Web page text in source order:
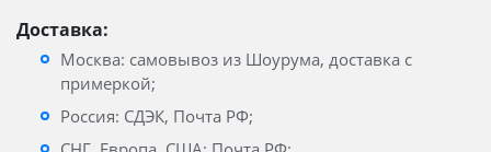
Доставка:
Москва: самовывоз из Шоурума, доставка с
примеркой;
Россия: СДЭК, Почта РФ;